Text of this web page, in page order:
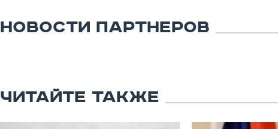
НОВОСТИ ПАРТНЕРОВ
ЧИТАЙТЕ ТАКЖЕ